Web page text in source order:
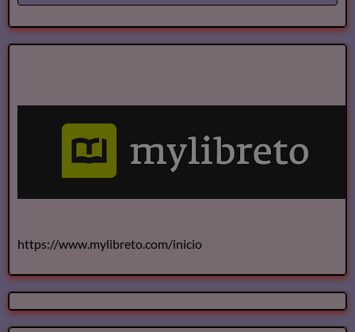
https://www.mylibreto.com/inicio